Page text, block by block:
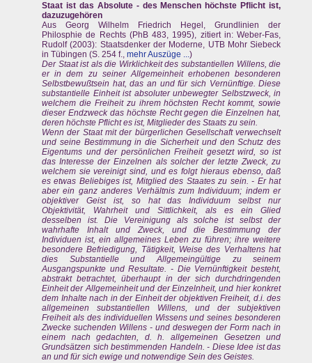
Staat ist das Absolute - des Menschen höchste Pflicht ist,
dazuzugehören
Aus Georg Wilhelm Friedrich Hegel, Grundlinien der
Philosphie de Rechts (PhB 483, 1995), zitiert in: Weber-Fas,
Rudolf (2003): Staatsdenker der Moderne, UTB Mohr Siebeck
in Tübingen (S. 254 f., mehr Auszüge ...)
Der Staat ist als die Wirklichkeit des substantiellen Willens, die
er in dem zu seiner Allgemeinheit erhobenen besonderen
Selbstbewußtsein hat, das an und für sich Vernünftige. Diese
substantielle Einheit ist absoluter unbewegter Selbstzweck, in
welchem die Freiheit zu ihrem höchsten Recht kommt, sowie
dieser Endzweck das höchste Recht gegen die Einzelnen hat,
deren höchste Pflicht es ist, Mitglieder des Staats zu sein.
Wenn der Staat mit der bürgerlichen Gesellschaft verwechselt
und seine Bestimmung in die Sicherheit und den Schutz des
Eigentums und der persönlichen Freiheit gesetzt wird, so ist
das Interesse der Einzelnen als solcher der letzte Zweck, zu
welchem sie vereinigt sind, und es folgt hieraus ebenso, daß
es etwas Beliebiges ist, Mitglied des Staates zu sein. - Er hat
aber ein ganz anderes Verhältnis zum Individuum; indem er
objektiver Geist ist, so hat das Individuum selbst nur
Objektivität, Wahrheit und Sittlichkeit, als es ein Glied
desselben ist. Die Vereinigung als solche ist selbst der
wahrhafte Inhalt und Zweck, und die Bestimmung der
Individuen ist, ein allgemeines Leben zu führen; ihre weitere
besondere Befriedigung, Tätigkeit, Weise des Verhaltens hat
dies Substantielle und Allgemeingültige zu seinem
Ausgangspunkte und Resultate. - Die Vernünftigkeit besteht,
abstrakt betrachtet, überhaupt in der sich durchdringenden
Einheit der Allgemeinheit und der Einzelnheit, und hier konkret
dem Inhalte nach in der Einheit der objektiven Freiheit, d.i. des
allgemeinen substantiellen Willens, und der subjektiven
Freiheit als des individuellen Wissens und seines besonderen
Zwecke suchenden Willens - und deswegen der Form nach in
einem nach gedachten, d. h. allgemeinen Gesetzen und
Grundsätzen sich bestimmenden Handeln. - Diese Idee ist das
an und für sich ewige und notwendige Sein des Geistes.